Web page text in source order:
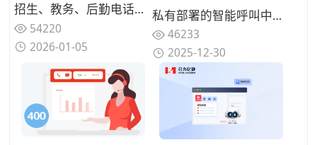
招生、教务、后勤电话混在一起，高校热线电话为何总是“谁都不满意”？
54220
2026-01-05
私有部署的智能呼叫中心系统成本构成是什么？一次性投入 vs 长期运维
46233
2025-12-30